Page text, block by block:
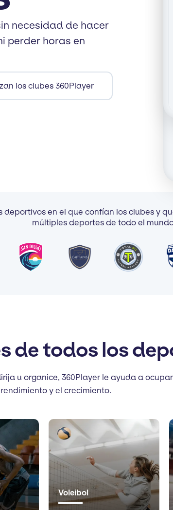
necesidad de hacer
perder horas en
los clubes 360Player
deportivos en el que confían los clubes y
múltiples deportes de todo el
de todos los
u organice, 360Player le ayuda a
y el crecimiento.
Voleibol